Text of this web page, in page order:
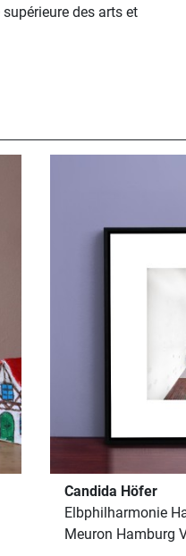
des arts et
Candida Höfer
Elbphilharmonie
Meuron Hamburg